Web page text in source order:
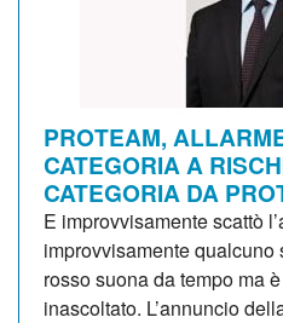
PROTEAM,
CATEGORIA A
CATEGORIA DA
E improvvisamente scattò
improvvisamente qualcuno
rosso suona da tempo ma
inascoltato. L’annuncio